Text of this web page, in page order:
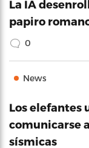
La IA
papiro
0
News
Los elefantes
comunicarse
sísmicas